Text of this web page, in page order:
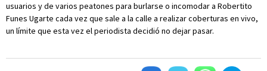
usuarios y de varios peatones para burlarse o incomodar a Robertito
Funes Ugarte cada vez que sale a la calle a realizar coberturas en vivo,
un límite que esta vez el periodista decidió no dejar pasar.